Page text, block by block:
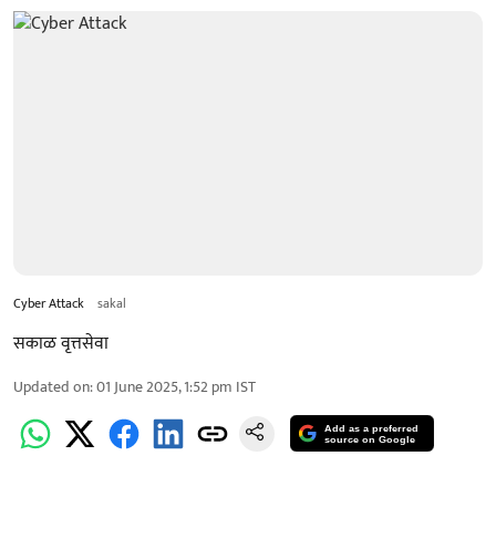
Cyber Attack sakal
सकाळ वृत्तसेवा
Updated on:01 June 2025, 1:52 pm IST
Add as a preferred
source on Google